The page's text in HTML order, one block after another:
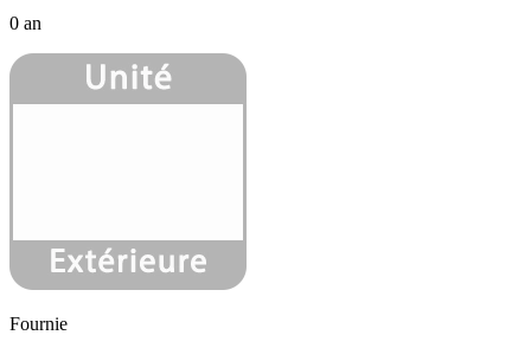
0 an
Fournie